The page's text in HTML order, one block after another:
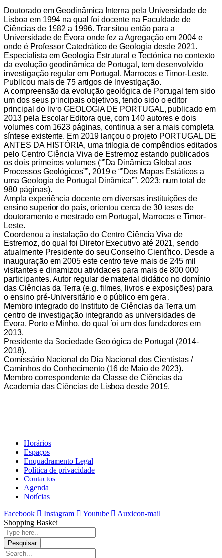
Doutorado em Geodinâmica Interna pela Universidade de
Lisboa em 1994 na qual foi docente na Faculdade de
Ciências de 1982 a 1996. Transitou então para a
Universidade de Évora onde fez a Agregação em 2004 e
onde é Professor Catedrático de Geologia desde 2021.
Especialista em Geologia Estrutural e Tectónica no contexto
da evolução geodinâmica de Portugal, tem desenvolvido
investigação regular em Portugal, Marrocos e Timor-Leste.
Publicou mais de 75 artigos de investigação.
A compreensão da evolução geológica de Portugal tem sido
um dos seus principais objetivos, tendo sido o editor
principal do livro GEOLOGIA DE PORTUGAL, publicado em
2013 pela Escolar Editora que, com 140 autores e dois
volumes com 1623 páginas, continua a ser a mais completa
síntese existente. Em 2019 lançou o projeto PORTUGAL DE
ANTES DA HISTÓRIA, uma trilogia de compêndios editados
pelo Centro Ciência Viva de Estremoz estando publicados
os dois primeiros volumes (“”Da Dinâmica Global aos
Processos Geológicos””, 2019 e “”Dos Mapas Estáticos a
uma Geologia de Portugal Dinâmica””, 2023; num total de
980 páginas).
Ampla experiência docente em diversas instituições de
ensino superior do país, orientou cerca de 30 teses de
doutoramento e mestrado em Portugal, Marrocos e Timor-
Leste.
Coordenou a instalação do Centro Ciência Viva de
Estremoz, do qual foi Diretor Executivo até 2021, sendo
atualmente Presidente do seu Conselho Científico. Desde a
inauguração em 2005 este centro teve mais de 245 mil
visitantes e dinamizou atividades para mais de 800 000
participantes. Autor regular de material didático no domínio
das Ciências da Terra (e.g. filmes, livros e exposições) para
o ensino pré-Universitário e o público em geral.
Membro integrado do Instituto de Ciências da Terra um
centro de investigação integrando as universidades de
Évora, Porto e Minho, do qual foi um dos fundadores em
2013.
Presidente da Sociedade Geológica de Portugal (2014-
2018).
Comissário Nacional do Dia Nacional dos Cientistas /
Caminhos do Conhecimento (16 de Maio de 2023).
Membro correspondente da Classe de Ciências da
Academia das Ciências de Lisboa desde 2019.
Horários
Espaços
Enquadramento Legal
Política de privacidade
Contactos
Agenda
Notícias
Facebook
Instagram Youtube
Auxicon-mail
Shopping Basket